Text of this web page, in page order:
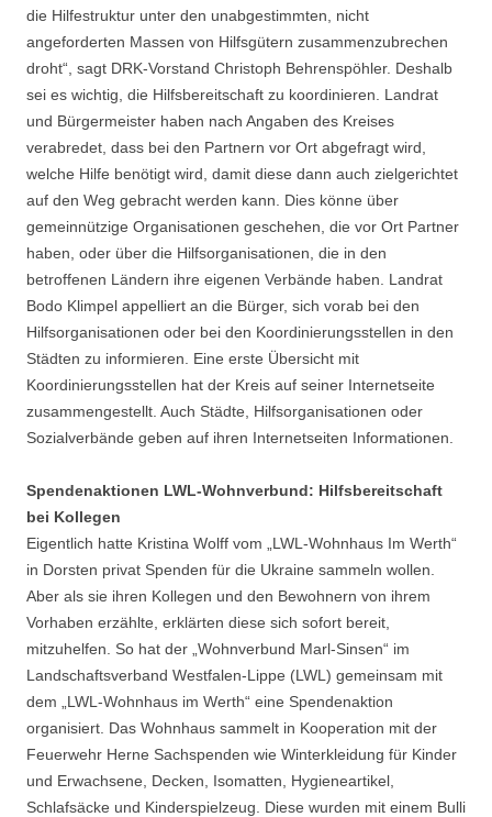
die Hilfestruktur unter den unabgestimmten, nicht
angeforderten Massen von Hilfsgütern zusammenzubrechen
droht“, sagt DRK-Vorstand Christoph Behrenspöhler. Deshalb
sei es wichtig, die Hilfsbereitschaft zu koordinieren. Landrat
und Bürgermeister haben nach Angaben des Kreises
verabredet, dass bei den Partnern vor Ort abgefragt wird,
welche Hilfe benötigt wird, damit diese dann auch zielgerichtet
auf den Weg gebracht werden kann. Dies könne über
gemeinnützige Organisationen geschehen, die vor Ort Partner
haben, oder über die Hilfsorganisationen, die in den
betroffenen Ländern ihre eigenen Verbände haben. Landrat
Bodo Klimpel appelliert an die Bürger, sich vorab bei den
Hilfsorganisationen oder bei den Koordinierungsstellen in den
Städten zu informieren. Eine erste Übersicht mit
Koordinierungsstellen hat der Kreis auf seiner Internetseite
zusammengestellt. Auch Städte, Hilfsorganisationen oder
Sozialverbände geben auf ihren Internetseiten Informationen.
Spendenaktionen LWL-Wohnverbund: Hilfsbereitschaft
bei Kollegen
Eigentlich hatte Kristina Wolff vom „LWL-Wohnhaus Im Werth“
in Dorsten privat Spenden für die Ukraine sammeln wollen.
Aber als sie ihren Kollegen und den Bewohnern von ihrem
Vorhaben erzählte, erklärten diese sich sofort bereit,
mitzuhelfen. So hat der „Wohnverbund Marl-Sinsen“ im
Landschaftsverband Westfalen-Lippe (LWL) gemeinsam mit
dem „LWL-Wohnhaus im Werth“ eine Spendenaktion
organisiert. Das Wohnhaus sammelt in Kooperation mit der
Feuerwehr Herne Sachspenden wie Winterkleidung für Kinder
und Erwachsene, Decken, Isomatten, Hygieneartikel,
Schlafsäcke und Kinderspielzeug. Diese wurden mit einem Bulli